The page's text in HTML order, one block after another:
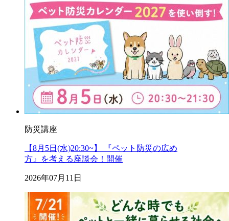
防災講座
【8月5日(水)20:30~】 『ペット防災の広め
方』を考える座談会！開催
2026年07月11日